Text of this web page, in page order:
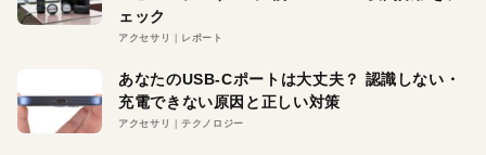
ェック
アクセサリ レポート
あなたのUSB-Cポートは大丈夫？ 認識しない・
充電できない原因と正しい対策
アクセサリ テクノロジー